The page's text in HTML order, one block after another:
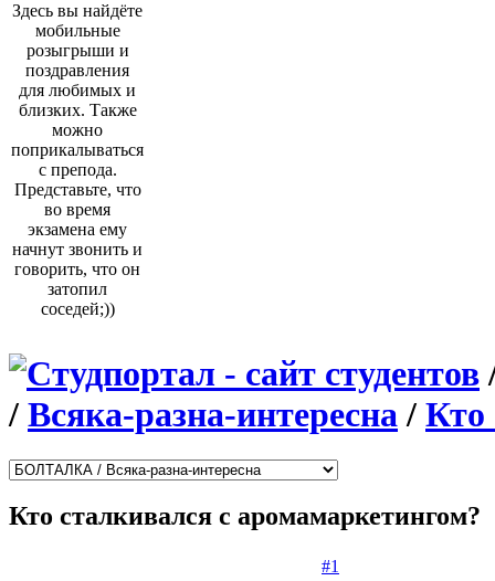
Здесь вы найдёте
мобильные
розыгрыши и
поздравления
для любимых и
близких. Также
можно
поприкалываться
с препода.
Представьте, что
во время
экзамена ему
начнут звонить и
говорить, что он
затопил
соседей;))
/ Всяка-разна-интересна/ Кто
Кто сталкивался с аромамаркетингом?
#1